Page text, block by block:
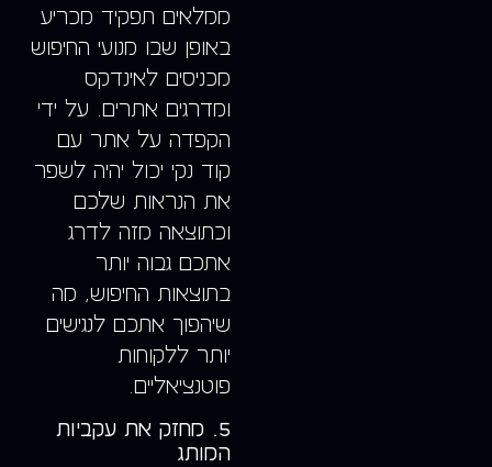
ממלאים תפקיד מכריע
באופן שבו מנועי החיפוש
מכניסים לאינדקס
ומדרגים אתרים. על ידי
הקפדה על אתר עם
קוד נקי יכול יהיה לשפר
את הנראות שלכם
וכתוצאה מזה לדרג
אתכם גבוה יותר
בתוצאות החיפוש, מה
שיהפוך אתכם לנגישים
יותר ללקוחות
פוטנציאליים.
5. מחזק את עקביות
המותג